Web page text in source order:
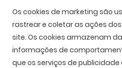
Os cookies de marketing são
rastrear e coletar as ações
site. Os cookies armazenam
informações de
que os serviços de